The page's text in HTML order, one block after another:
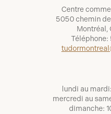
Centre
5050 chemin
Montréal,
Téléphone:
lundi au
mercredi au
dimanche: